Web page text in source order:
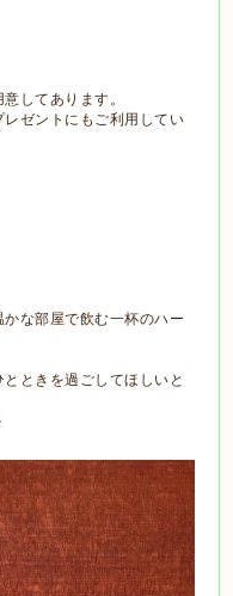
してあります。
ゼントにもご利用してい
な部屋で飲む一杯のハー
ときを過ごしてほしいと